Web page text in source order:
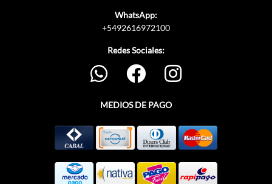
WhatsApp:
+5492616972100
Redes Sociales:
MEDIOS DE PAGO